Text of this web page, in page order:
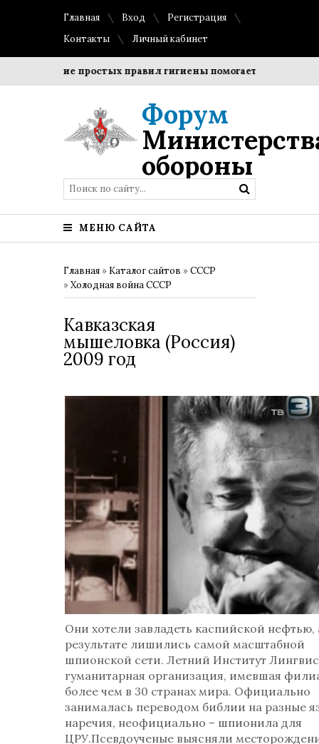
Главная Вход
Регистрация
Контакты
Личный кабинет
простых правил гигиены помогает сохранить
Форум
обороны
МЕНЮ САЙТА
Главная » Каталог сайтов »СССР
»Холодная война СССР
Кавказская
мышеловка (Россия)
2009 год
Они хотели завладеть каспийской нефтью,
результате лишились самой масштабной
шпионской сети. Летний Институт
гуманитарная организация, имевшая
более чем в 30 странах мира. Официально
занималась переводом библии на разные
наречия, неофициально – шпионила для
ЦРУ.Псевдоученые выясняли